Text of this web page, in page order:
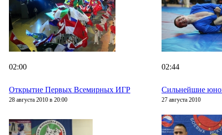
02:00
Открытие Первых Всемирных ИГР
28 августа 2010 в 20:00
02:44
Сильнейшие
27 августа 2010